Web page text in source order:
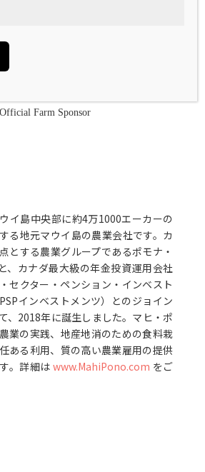
Official Farm Sponsor
イ島中央部に約4万1000エーカーの
る地元マウイ島の農業会社です。カ
とする農業グループであるポモナ・
、カナダ最大級の年金投資運用会社
セクター・ペンション・インベスト
インベストメンツ）とのジョイン
、2018年に誕生しました。マヒ・ポ
業の実践、地産地消のための食料栽
ある利用、質の高い農業雇用の提供
。詳細はwww.MahiPono.com をご